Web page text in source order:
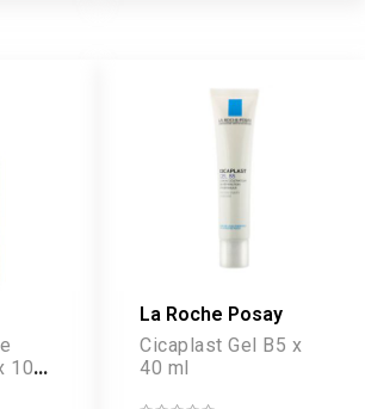
100
La Roche Posay
Cicaplast Gel B5 x
40 ml